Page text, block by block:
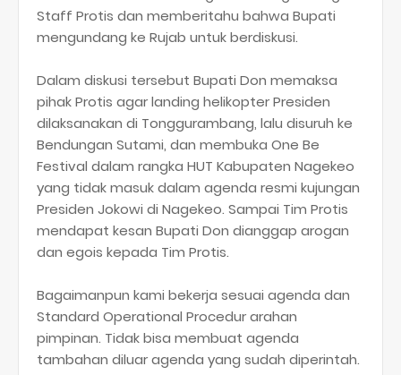
Staff Protis dan memberitahu bahwa Bupati
mengundang ke Rujab untuk berdiskusi.
Dalam diskusi tersebut Bupati Don memaksa
pihak Protis agar landing helikopter Presiden
dilaksanakan di Tonggurambang, lalu disuruh ke
Bendungan Sutami, dan membuka One Be
Festival dalam rangka HUT Kabupaten Nagekeo
yang tidak masuk dalam agenda resmi kujungan
Presiden Jokowi di Nagekeo. Sampai Tim Protis
mendapat kesan Bupati Don dianggap arogan
dan egois kepada Tim Protis.
Bagaimanpun kami bekerja sesuai agenda dan
Standard Operational Procedur arahan
pimpinan. Tidak bisa membuat agenda
tambahan diluar agenda yang sudah diperintah.